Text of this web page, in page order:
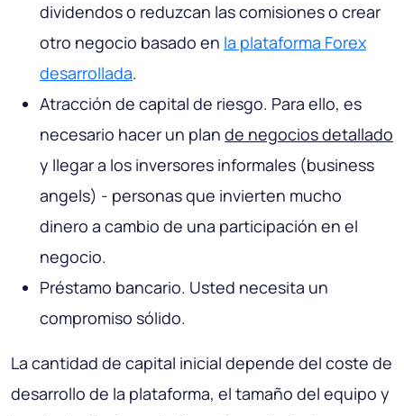
dividendos o reduzcan las comisiones o crear
otro negocio basado en la plataforma Forex
desarrollada.
Atracción de capital de riesgo. Para ello, es
necesario hacer un plan de negocios detallado
y llegar a los inversores informales (business
angels) - personas que invierten mucho
dinero a cambio de una participación en el
negocio.
Préstamo bancario. Usted necesita un
compromiso sólido.
La cantidad de capital inicial depende del coste de
desarrollo de la plataforma, el tamaño del equipo y